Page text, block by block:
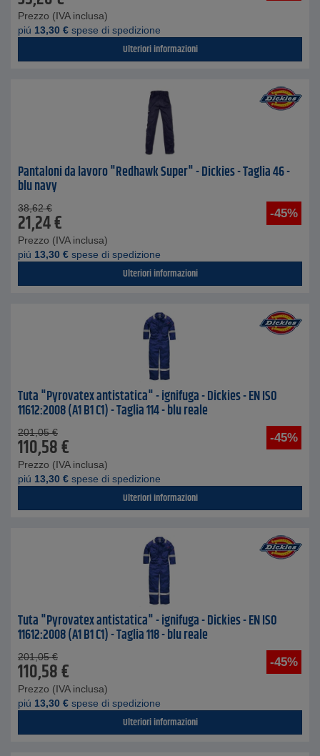
Prezzo (IVA inclusa)
piú 13,30 € spese di spedizione
Ulteriori informazioni
Pantaloni da lavoro "Redhawk Super" - Dickies - Taglia 46 -
blu navy
-45%
38,62 €
21,24€
Prezzo (IVA inclusa)
piú 13,30 € spese di spedizione
Ulteriori informazioni
Tuta "Pyrovatex antistatica" - ignifuga - Dickies - EN ISO
11612:2008 (A1 B1 C1) - Taglia 114 - blu reale
-45%
201,05 €
110,58€
Prezzo (IVA inclusa)
piú 13,30 € spese di spedizione
Ulteriori informazioni
Tuta "Pyrovatex antistatica" - ignifuga - Dickies - EN ISO
11612:2008 (A1 B1 C1) - Taglia 118 - blu reale
-45%
201,05 €
110,58€
Prezzo (IVA inclusa)
piú 13,30 € spese di spedizione
Ulteriori informazioni